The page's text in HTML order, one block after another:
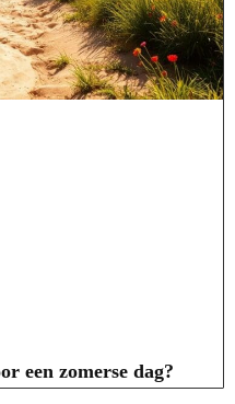
een zomerse dag?